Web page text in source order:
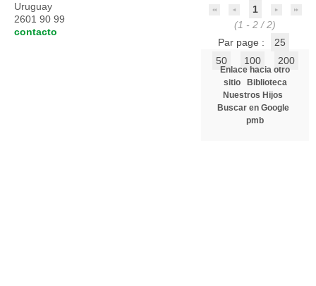
1
(1 - 2 / 2)
Par page :
25
50
100 200
Enlace hacia otro
sitio
Biblioteca
Nuestros Hijos
Buscar en Google
pmb
Uruguay
2601 90 99
contacto